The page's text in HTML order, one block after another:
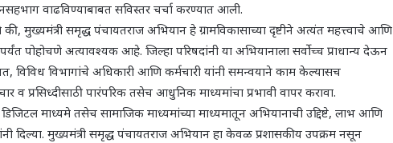
वाढविण्याबाबत सविस्तर चर्चा करण्यात आली.
मुख्यमंत्री समृद्ध पंचायतराज अभियान हे ग्रामविकासाच्या दृष्टीने अत्यंत महत्त्वाचे आणि
पोहोचणे अत्यावश्यक आहे. जिल्हा परिषदांनी या अभियानाला सर्वोच्च प्राधान्य देऊन
विविध विभागांचे अधिकारी आणि कर्मचारी यांनी समन्वयाने काम केल्यासच
व प्रसिध्दीसाठी पारंपरिक तसेच आधुनिक माध्यमांचा प्रभावी वापर करावा.
माध्यमे तसेच सामाजिक माध्यमांच्या माध्यमातून अभियानाची उद्दिष्टे, लाभ आणि
दिल्या. मुख्यमंत्री समृद्ध पंचायतराज अभियान हा केवळ प्रशासकीय उपक्रम नसून